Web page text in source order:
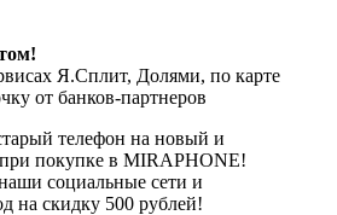
Я.Сплит, Долями, по карте
от банков-партнеров
телефон на новый и
покупке в MIRAPHONE!
социальные сети и
на скидку 500 рублей!